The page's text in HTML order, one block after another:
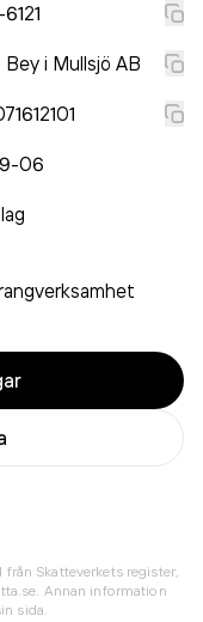
Bey i Mullsjö AB
06
Skatteverkets register,
Annan information
sida.